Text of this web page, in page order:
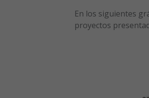
En los siguientes
proyectos